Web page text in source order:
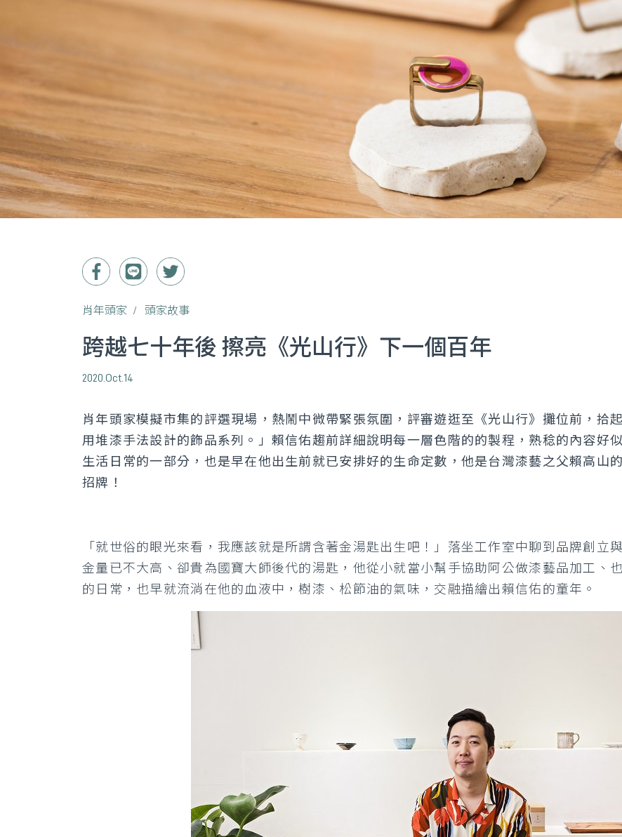
肖年頭家 頭家故事
跨越七十年後 擦亮《光山行》下一個百年
2020.Oct.14
肖年頭家模擬市集的評選現場，熱鬧中微帶緊張氛圍，評審遊逛至《光山行》攤位前，拾
用堆漆手法設計的飾品系列。」賴信佑趨前詳細說明每一層色階的的製程，熟稔的內容好
生活日常的一部分，也是早在他出生前就已安排好的生命定數，他是台灣漆藝之父賴高山
招牌！
「就世俗的眼光來看，我應該就是所謂含著金湯匙出生吧！」落坐工作室中聊到品牌創立
金量已不大高、卻貴為國寶大師後代的湯匙，他從小就當小幫手協助阿公做漆藝品加工、
的日常，也早就流淌在他的血液中，樹漆、松節油的氣味，交融描繪出賴信佑的童年。